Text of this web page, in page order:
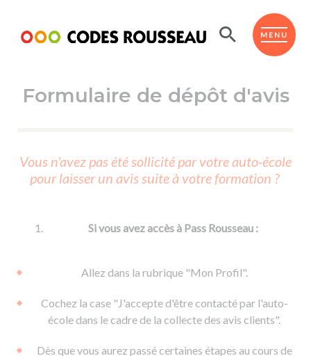
MENU
ESPACE ÉLÈVE
Code de la route
Passer l'ASSR
Réviser le code
Passer l'ETM
Permis voiture
Permis remorque
Permis & handicap
d'apprentissage
De la conduite en voiture
De la conduite à moto
Formations pro.
Permis poids lourd
Formulaire de dépôt d'avis
Vous n'avez pas été sollicité par votre auto-école
pour laisser un avis suite à votre formation ?
Si vous avez accès à Pass Rousseau :
Allez dans la rubrique "Mon Profil".
Cochez la case "J'accepte d'être contacté par l'auto-
école dans le cadre de la collecte des avis clients".
Dès que vous aurez passé certaines étapes au cours de